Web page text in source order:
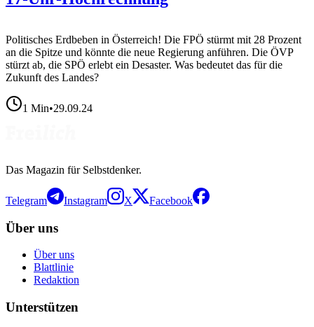
Politisches Erdbeben in Österreich! Die FPÖ stürmt mit 28 Prozent
an die Spitze und könnte die neue Regierung anführen. Die ÖVP
stürzt ab, die SPÖ erlebt ein Desaster. Was bedeutet das für die
Zukunft des Landes?
1 Min•29.09.24
Das Magazin für Selbstdenker.
Telegram Instagram X Facebook
Über uns
Über uns
Blattlinie
Redaktion
Unterstützen